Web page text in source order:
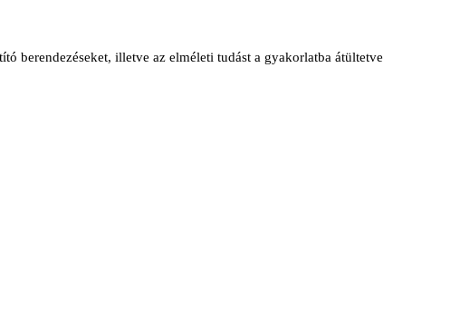
berendezéseket, illetve az elméleti tudást a gyakorlatba átültetve